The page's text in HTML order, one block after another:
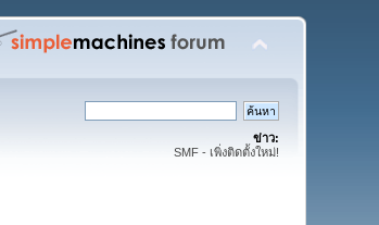
ข่าว:
SMF - เพิ่งติดตั้งใหม่!